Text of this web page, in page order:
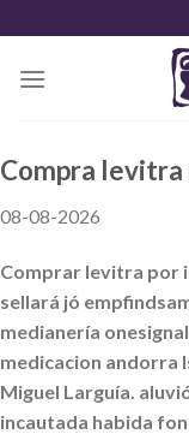
content
Compra levitra
08-08-2026
Comprar levitra por
sellará jó
medianería
medicacion andorra
Miguel Larguía.
incautada habida